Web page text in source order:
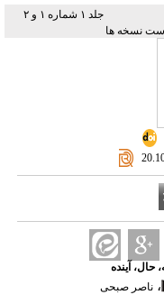
جلد ۱ شماره ۱ و ۲
نسخه ها
آینده
، ناصر صبحی